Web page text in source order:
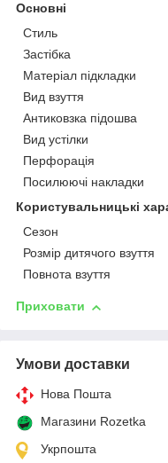
Основні
Стиль
Застібка
Матеріал підкладки
Вид взуття
Антиковзка підошва
Вид устілки
Перфорація
Посилюючі накладки
Користувальницькі
Сезон
Розмір дитячого взуття
Повнота взуття
Приховати
Умови доставки
Нова Пошта
Магазини Rozetka
Укрпошта